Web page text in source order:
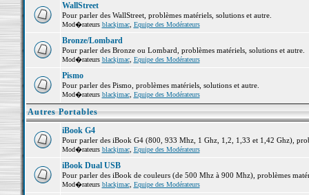
WallStreet
Pour parler des WallStreet, problèmes matériels, solutions et autre.
Mod�rateurs blackjmac, Equipe des Modérateurs
Bronze/Lombard
Pour parler des Bronze ou Lombard, problèmes matériels, solutions et autre.
Mod�rateurs blackjmac, Equipe des Modérateurs
Pismo
Pour parler des Pismo, problèmes matériels, solutions et autre.
Mod�rateurs blackjmac, Equipe des Modérateurs
Autres Portables
iBook G4
Pour parler des iBook G4 (800, 933 Mhz, 1 Ghz, 1,2, 1,33 et 1,42 Ghz),
Mod�rateurs blackjmac, Equipe des Modérateurs
iBook Dual USB
Pour parler des iBook de couleurs (de 500 Mhz à 900 Mhz), problèmes
Mod�rateurs blackjmac, Equipe des Modérateurs